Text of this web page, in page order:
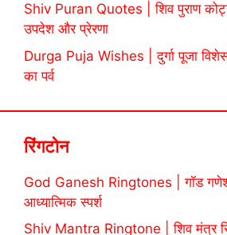
Shiv Puran Quotes | शिव पुराण
उपदेश और प्रेरणा
Durga Puja Wishes | दुर्गा पूजा
का पर्व
रिंगटोन
God Ganesh Ringtones | गॉड
आध्यात्मिक स्पर्श
Shiv Mantra Ringtone | शिव मंत्र